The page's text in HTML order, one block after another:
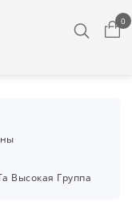
0
Высокая Группа